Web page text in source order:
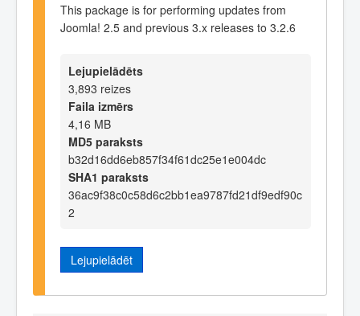
This package is for performing updates from
Joomla! 2.5 and previous 3.x releases to 3.2.6
Lejupielādēts
3,893 reizes
Faila izmērs
4,16 MB
MD5 paraksts
b32d16dd6eb857f34f61dc25e1e004dc
SHA1 paraksts
36ac9f38c0c58d6c2bb1ea9787fd21df9edf90c
2
Lejupielādēt